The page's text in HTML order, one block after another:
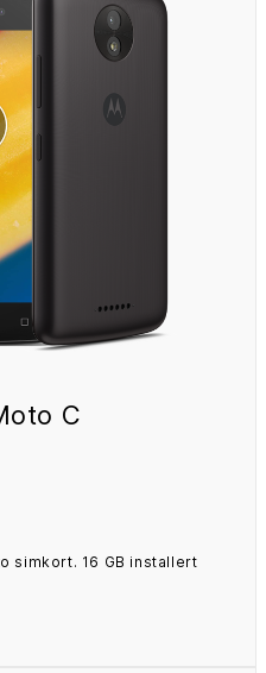
C
simkort. 16 GB installert